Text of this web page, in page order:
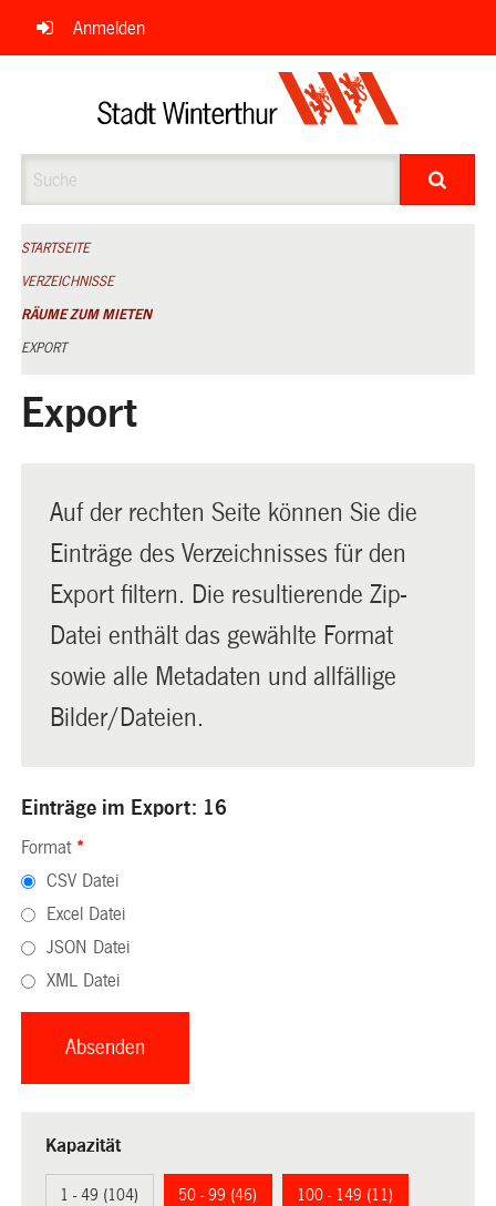
Navigation
überspringen
Anmelden
STARTSEITE
VERZEICHNISSE
RÄUME ZUM MIETEN
EXPORT
Export
Auf der rechten Seite können Sie die
Einträge des Verzeichnisses für den
Export filtern. Die resultierende Zip-
Datei enthält das gewählte Format
sowie alle Metadaten und allfällige
Bilder/Dateien.
Einträge im Export: 16
Format *
CSV Datei
Excel Datei
JSON Datei
XML Datei
Kapazität
1 - 49 (104) 50 - 99 (46) 100 - 149 (11)